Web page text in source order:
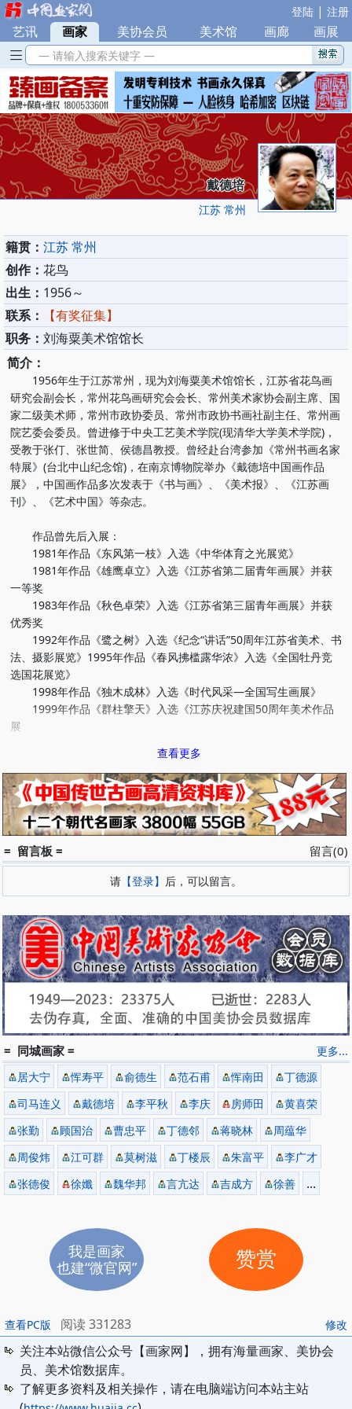
登陆 | 注册
艺讯 | 画家 美协会员 美术馆 画廊 画展
— 请输入搜索关键字 —
戴德培
江苏 常州
籍贯： 江苏 常州
创作： 花鸟
出生： 1956～
联系：
【有奖征集】
职务： 刘海粟美术馆馆长
简介：
1956年生于江苏常州，现为刘海粟美术馆馆长，江苏省花鸟画
研究会副会长，常州花鸟画研究会会长、常州美术家协会副主席、国
家二级美术师，常州市政协委员、常州市政协书画社副主任、常州画
院艺委会委员。曾进修于中央工艺美术学院(现清华大学美术学院)，
受教于张仃、张世简、侯德昌教授。曾经赴台湾参加《常州书画名家
特展》(台北中山纪念馆)，在南京博物院举办《戴德培中国画作品
展》，中国画作品多次发表于《书与画》、《美术报》、《江苏画
刊》、《艺术中国》等杂志。
作品曾先后入展：
1981年作品《东风第一枝》入选《中华体育之光展览》
1981年作品《雄鹰卓立》入选《江苏省第二届青年画展》并获
一等奖
1983年作品《秋色卓荣》入选《江苏省第三届青年画展》并获
优秀奖
1992年作品《鹭之树》入选《纪念“讲话”50周年江苏省美术、书
法、摄影展览》1995年作品《春风拂槛露华浓》入选《全国牡丹竞
选国花展览》
1998年作品《独木成林》入选《时代风采—全国写生画展》
1999年作品《群柱擎天》入选《江苏庆祝建国50周年美术作品
展
2001年作品参加《常州画院作品展》(中国美术馆)
2004年赴台湾参加《常州书画名家特展》(台北中山纪念馆)
1988年在南京博物院举办《戴德培中国画作品展》
中国画作品多次发表于《书与画》、《美术报》、《江苏画
刊》、《艺术中国》等杂志。
查看更多
留言(0)
= 留言板 =
请 【登录】 后，可以留言。
更多...
= 同城画家 =
居大宁 恽寿平 俞德生 范石甫 恽南田
丁德源
司马连义
戴德培 李平秋 李庆 房师田
黄喜荣
张勤
顾国治 曹忠平 丁德邻 蒋晓林
周蕴华
周俊炜
江可群 莫树滋 丁楼辰 朱富平
李广才
张德俊
徐孅 魏华邦 言亢达 吉成方 徐善 ...
我是画家
也建“微官网”
赞赏
修改
查看PC版
阅读 331283
关注本站微信公众号【画家网】，拥有海量画家、美协会
员、美术馆数据库。
了解更多资料及相关操作，请在电脑端访问本站主站